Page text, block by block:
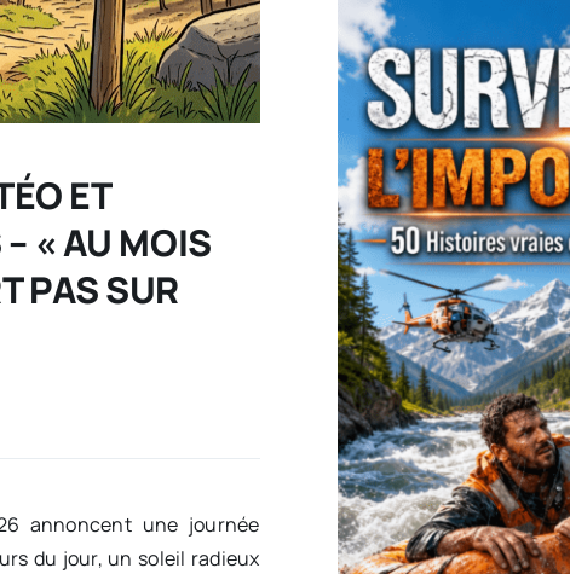
ET
« AU MOIS
PAS SUR
annoncent une journée
du jour, un soleil radieux